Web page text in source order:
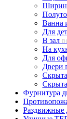
Ванна
Для
В зал
На
Для
Двери
Фурнитура
Раздвижные